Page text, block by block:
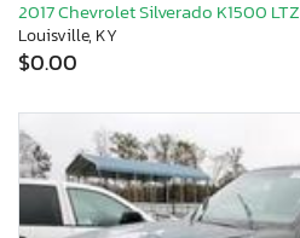
2017 Chevrolet Silverado K1500 LTZ
Louisville, KY
$0.00